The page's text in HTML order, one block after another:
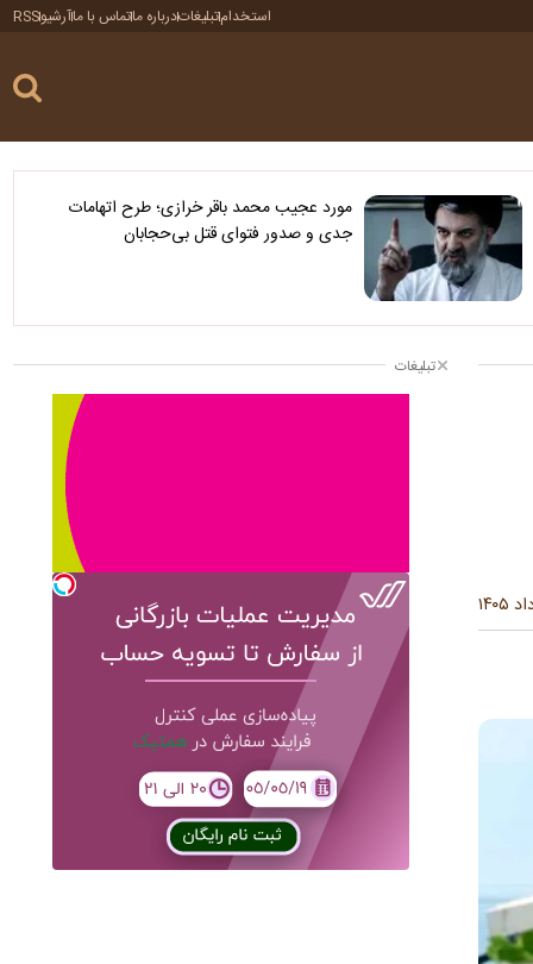
استخدامتبلیغاتدرباره ماتماس با ماآرشیوRSS
مورد عجیب محمد باقر خرازی؛ طرح اتهامات
جدی و صدور فتوای قتل بی‌حجابان
تبلیغات